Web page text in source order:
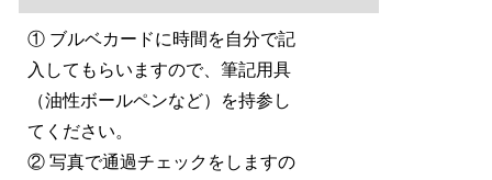
① ブルベカードに時間を自分で記
入してもらいますので、筆記用具
（油性ボールペンなど）を持参し
てください。
② 写真で通過チェックをしますの